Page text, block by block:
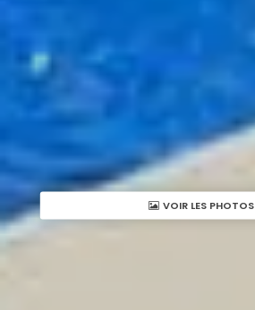
VOIR LES PHOTOS